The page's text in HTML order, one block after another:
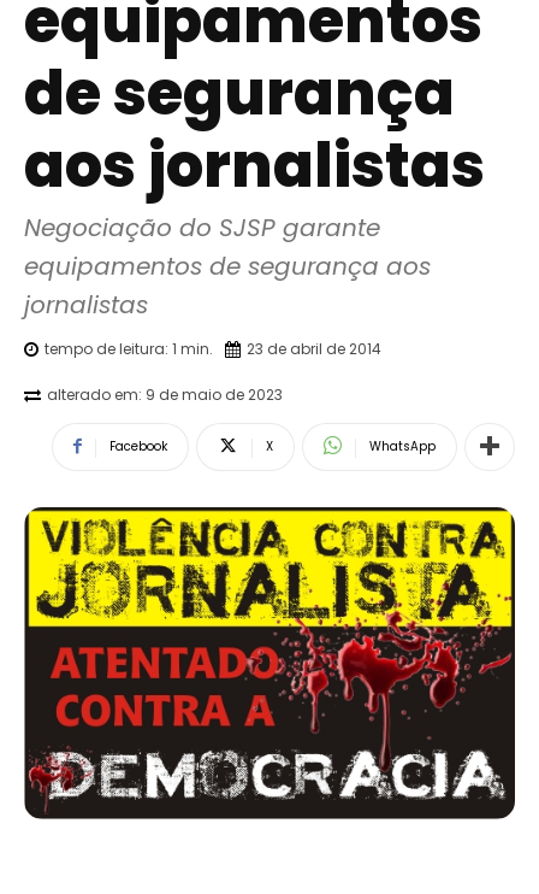
equipamentos
de segurança
aos jornalistas
Negociação do SJSP garante
equipamentos de segurança aos
jornalistas
tempo de leitura: 1 min. 23 de abril de 2014
alterado em: 9 de maio de 2023
Facebook X WhatsApp